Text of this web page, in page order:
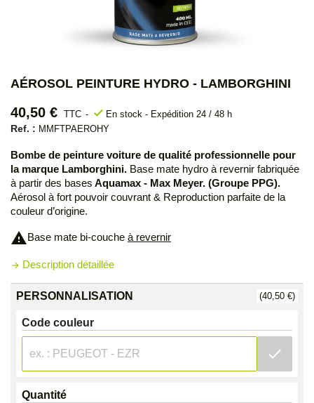
AÉROSOL PEINTURE HYDRO - LAMBORGHINI
40,50 € TTC check En stock - Expédition 24 / 48 h
Ref. : MMFTPAEROHY
Bombe de peinture voiture de qualité professionnelle pour
la marque Lamborghini. Base mate hydro à revernir fabriquée
à partir des bases Aquamax - Max Meyer. (Groupe PPG).
Aérosol à fort pouvoir couvrant & Reproduction parfaite de la
couleur d’origine.
warningBase mate bi-couche à revernir
arrow_forward Description détaillée
PERSONNALISATION (40,50 €)
Code couleur
check
Quantité